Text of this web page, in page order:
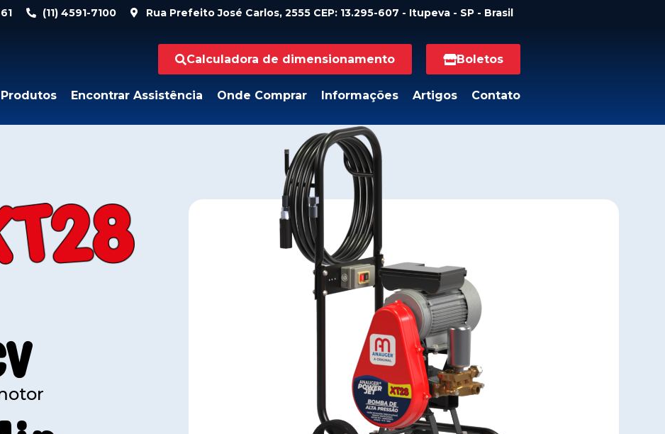
(11) 4591-7100 Rua Prefeito José Carlos, 2555 CEP: 13.295-607 - Itupeva - SP - Brasil
Calculadora de dimensionamento Boletos
Produtos Encontrar Assistência Onde Comprar Informações Artigos Contato